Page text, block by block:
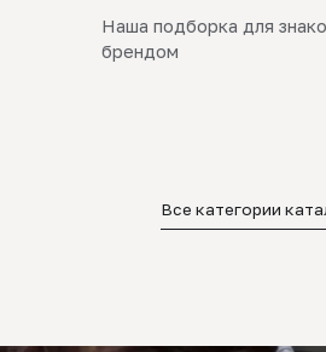
Наша подборка для
брендом
Новинки
SALE
Все категории